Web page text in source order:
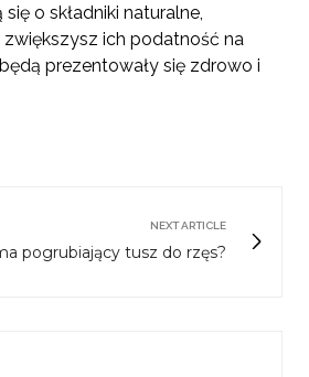
o składniki naturalne,
ich podatność na
prezentowały się zdrowo i
NEXT ARTICLE
pogrubiający tusz do rzęs?